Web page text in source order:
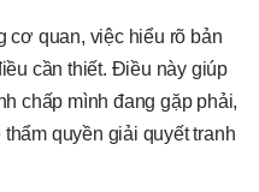
cơ quan, việc hiểu rõ bản
cần thiết. Điều này giúp
chấp mình đang gặp phải,
quyền giải quyết tranh